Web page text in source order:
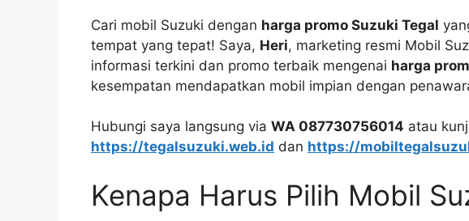
Cari mobil Suzuki dengan harga promo Suzuki Tegal
tempat yang tepat! Saya, Heri, marketing resmi Mobil
informasi terkini dan promo terbaik mengenai harga
kesempatan mendapatkan mobil impian dengan
Hubungi saya langsung via WA 087730756014 atau
https://tegalsuzuki.web.id dan https://
Kenapa Harus Pilih Mobil